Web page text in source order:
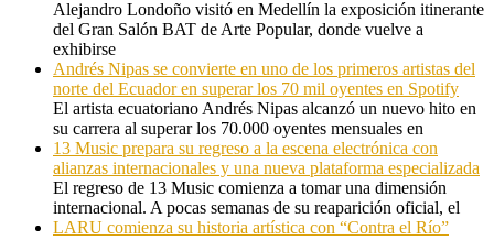
Alejandro Londoño visitó en Medellín la exposición itinerante
del Gran Salón BAT de Arte Popular, donde vuelve a
exhibirse
Andrés Nipas se convierte en uno de los primeros artistas del
norte del Ecuador en superar los 70 mil oyentes en Spotify
El artista ecuatoriano Andrés Nipas alcanzó un nuevo hito en
su carrera al superar los 70.000 oyentes mensuales en
13 Music prepara su regreso a la escena electrónica con
alianzas internacionales y una nueva plataforma especializada
El regreso de 13 Music comienza a tomar una dimensión
internacional. A pocas semanas de su reaparición oficial, el
LARU comienza su historia artística con “Contra el Río”